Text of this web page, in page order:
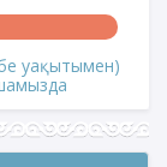
уақытымен)